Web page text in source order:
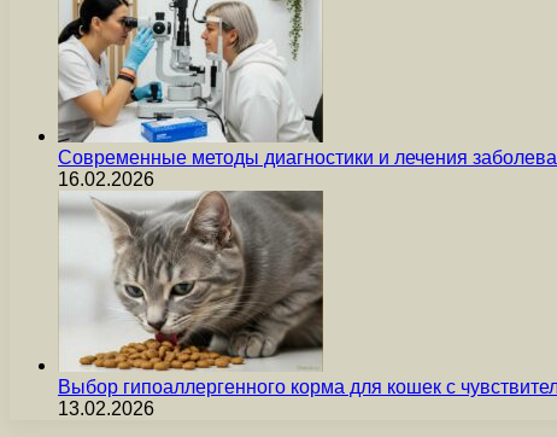
Современные методы диагностики и лечения
16.02.2026
Выбор гипоаллергенного корма для кошек с
13.02.2026